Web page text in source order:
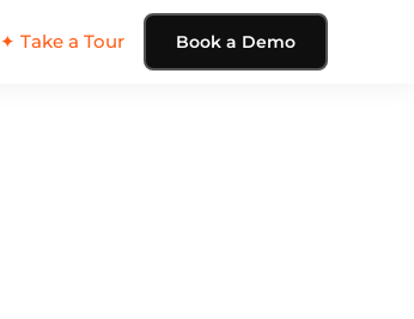
✦ Take a Tour Book a Demo